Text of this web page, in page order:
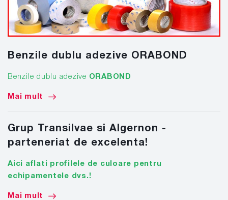
Benzile dublu adezive ORABOND
Benzile dublu adezive ORABOND
Mai mult
Grup Transilvae si Algernon -
parteneriat de excelenta!
Aici aflati profilele de culoare pentru
echipamentele dvs.!
Mai mult